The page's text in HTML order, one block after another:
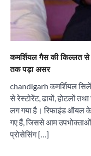
कमर्शियल गैस की किल्लत से
तक पड़ा असर
chandigarh कमर्शियल
से रेस्टोरेंट, ढाबों, होटलों
लग गया है। रिफाइंड ऑयल
गए हैं, जिससे आम उपभोक्ताओं
प्रोसेसिंग […]